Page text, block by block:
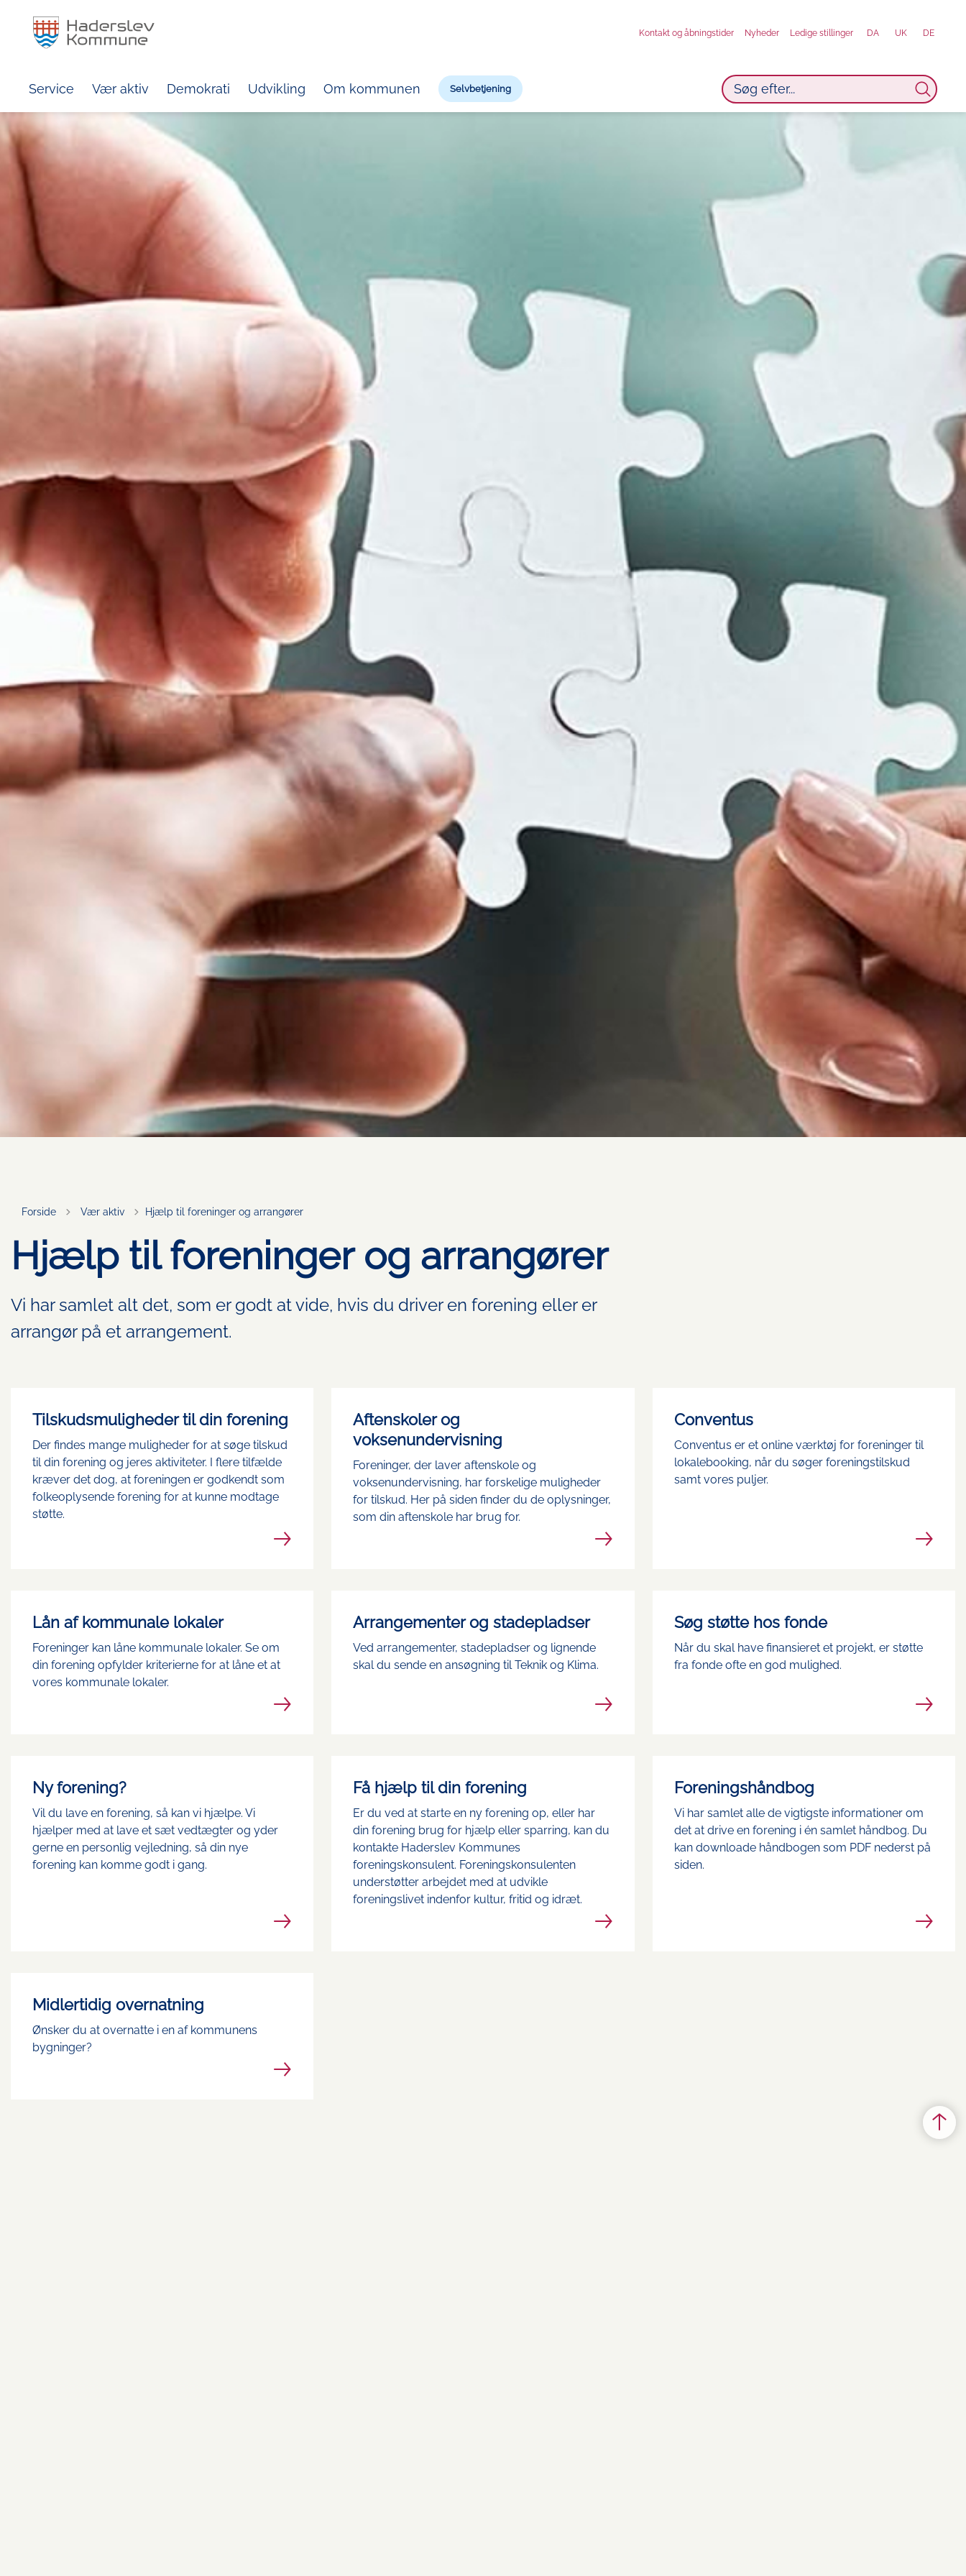
Kontakt og åbningstider Nyheder Ledige stillinger DA UK DE
Service Vær aktiv Demokrati Udvikling Om kommunen Selvbetjening
Forside Tilbage til
Vær aktiv Hjælp til foreninger og arrangører
Hjælp til foreninger og arrangører
Vi har samlet alt det, som er godt at vide, hvis du driver en forening eller er
arrangør på et arrangement.
Tilskudsmuligheder til din forening
Der findes mange muligheder for at søge tilskud
til din forening og jeres aktiviteter. I flere tilfælde
kræver det dog, at foreningen er godkendt som
folkeoplysende forening for at kunne modtage
støtte.
Aftenskoler og
voksenundervisning
Foreninger, der laver aftenskole og
voksenundervisning, har forskelige muligheder
for tilskud. Her på siden finder du de oplysninger,
som din aftenskole har brug for.
Conventus
Conventus er et online værktøj for foreninger til
lokalebooking, når du søger foreningstilskud
samt vores puljer.
Lån af kommunale lokaler
Foreninger kan låne kommunale lokaler. Se om
din forening opfylder kriterierne for at låne et at
vores kommunale lokaler.
Arrangementer og stadepladser
Ved arrangementer, stadepladser og lignende
skal du sende en ansøgning til Teknik og Klima.
Søg støtte hos fonde
Når du skal have finansieret et projekt, er støtte
fra fonde ofte en god mulighed.
Ny forening?
Vil du lave en forening, så kan vi hjælpe. Vi
hjælper med at lave et sæt vedtægter og yder
gerne en personlig vejledning, så din nye
forening kan komme godt i gang.
Få hjælp til din forening
Er du ved at starte en ny forening op, eller har
din forening brug for hjælp eller sparring, kan du
kontakte Haderslev Kommunes
foreningskonsulent. Foreningskonsulenten
understøtter arbejdet med at udvikle
foreningslivet indenfor kultur, fritid og idræt.
Foreningshåndbog
Vi har samlet alle de vigtigste informationer om
det at drive en forening i én samlet håndbog. Du
kan downloade håndbogen som PDF nederst på
siden.
Midlertidig overnatning
Ønsker du at overnatte i en af kommunens
bygninger?